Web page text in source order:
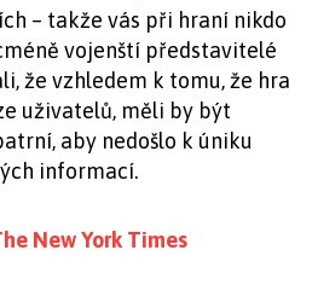
– takže vás při hraní nikdo
vojenští představitelé
že vzhledem k tomu, že hra
uživatelů, měli by být
aby nedošlo k úniku
informací.
New York Times